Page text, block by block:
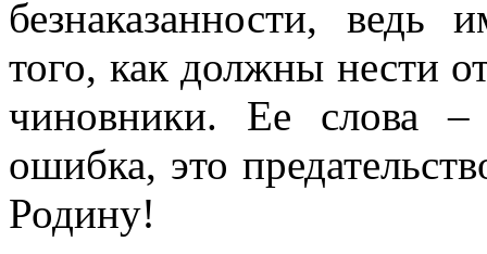
безнаказанности, ведь
того, как должны нести
чиновники. Ее слова –
ошибка, это
Родину!